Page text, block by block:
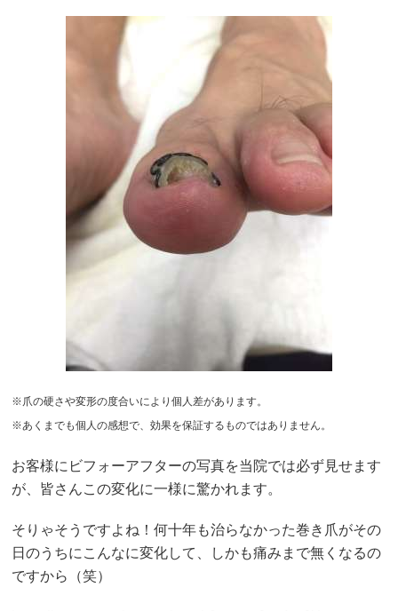
※爪の硬さや変形の度合いにより個人差があります。
※あくまでも個人の感想で、効果を保証するものではありません。
お客様にビフォーアフターの写真を当院では必ず見せます
が、皆さんこの変化に一様に驚かれます。
そりゃそうですよね！何十年も治らなかった巻き爪がその
日のうちにこんなに変化して、しかも痛みまで無くなるの
ですから（笑）